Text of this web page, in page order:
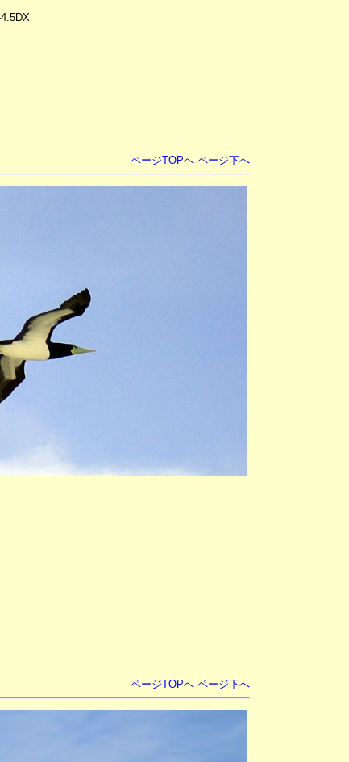
ページTOPへ ページ下へ
ページTOPへ ページ下へ